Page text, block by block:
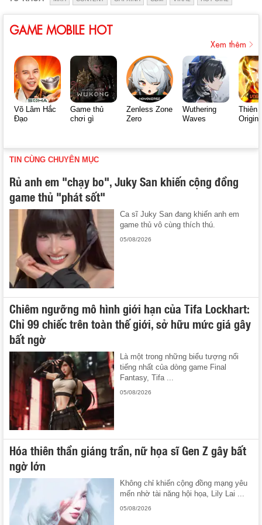
GAME MOBILE HOT
Xem thêm
Võ Lâm Hắc
Đạo
Game thủ
chơi gì
Zenless Zone
Zero
Wuthering
Waves
Thiên
Origin
TIN CÙNG CHUYÊN MỤC
Rủ anh em "chạy bo", Juky San khiến cộng đồng
game thủ "phát sốt"
Ca sĩ Juky San đang khiến anh em
game thủ vô cùng thích thú.
05/08/2026
Chiêm ngưỡng mô hình giới hạn của Tifa Lockhart:
Chỉ 99 chiếc trên toàn thế giới, sở hữu mức giá gây
bất ngờ
Là một trong những biểu tượng nổi
tiếng nhất của dòng game Final
Fantasy, Tifa ...
05/08/2026
Hóa thiên thần giáng trần, nữ họa sĩ Gen Z gây bất
ngờ lớn
Không chỉ khiến cộng đồng mạng yêu
mến nhờ tài năng hội họa, Lily Lai ...
05/08/2026